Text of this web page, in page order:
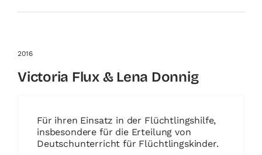
2016
Victoria Flux & Lena Donnig
Für ihren Einsatz in der Flüchtlingshilfe,
insbesondere für die Erteilung von
Deutschunterricht für Flüchtlingskinder.